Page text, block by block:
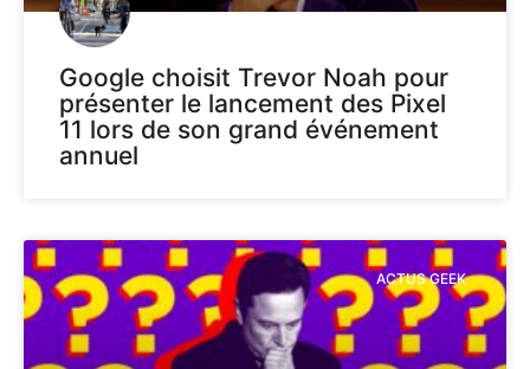
Google choisit Trevor Noah pour
présenter le lancement des Pixel
11 lors de son grand événement
annuel
ACTUS GEEK